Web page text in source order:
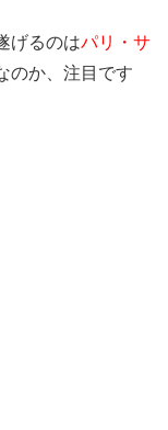
げるのはパリ・サ
のか、注目です